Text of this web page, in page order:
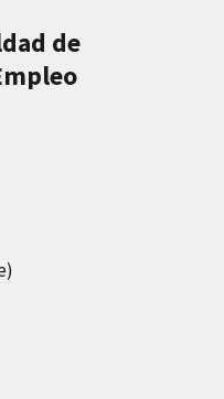
de